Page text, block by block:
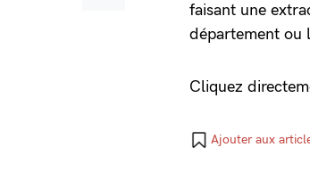
faisant une
département ou
Cliquez
Ajouter aux